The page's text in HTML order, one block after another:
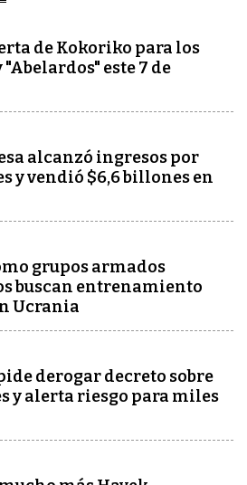
de Kokoriko para los
"Abelardos" este 7 de
alcanzó ingresos por
y vendió $6,6 billones en
grupos armados
buscan entrenamiento
Ucrania
derogar decreto sobre
y alerta riesgo para miles